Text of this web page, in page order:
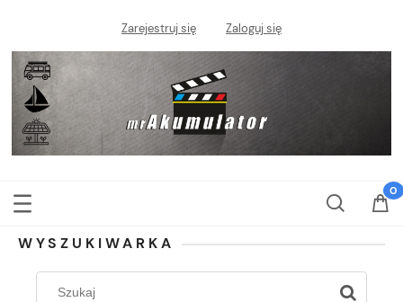
Zarejestruj się Zaloguj się
WYSZUKIWARKA